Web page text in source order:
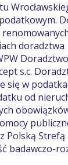
doradztwa
s.c.
się w
od
Polską Strefą
badawczo-